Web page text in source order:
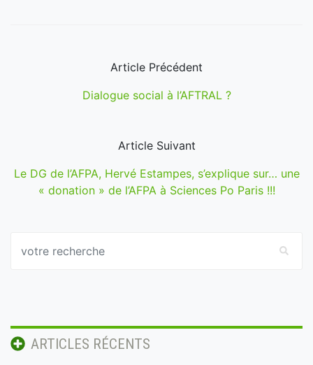
Article Précédent
Dialogue social à l’AFTRAL ?
Article Suivant
Le DG de l’AFPA, Hervé Estampes, s’explique sur… une
« donation » de l’AFPA à Sciences Po Paris !!!
ARTICLES RÉCENTS